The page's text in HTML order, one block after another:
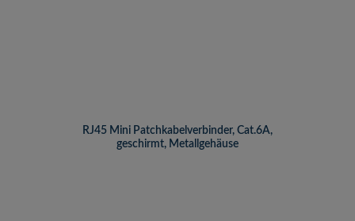
RJ45 Mini Patchkabelverbinder, Cat.6A,
geschirmt, Metallgehäuse